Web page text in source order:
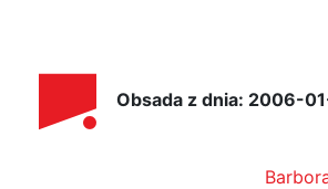
Obsada z dnia: 2006-